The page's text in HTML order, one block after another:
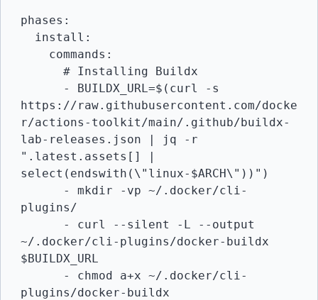
phases:
https://raw.githubusercontent.com/docke
r/actions-toolkit/main/.github/buildx-
lab-releases.json | jq -r
".latest.assets[] |
select(endswith(\"linux-$ARCH\"))")
plugins/
~/.docker/cli-plugins/docker-buildx
$BUILDX_URL
plugins/docker-buildx